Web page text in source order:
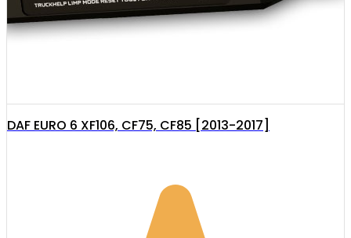
DAF EURO 6 XF106, CF75, CF85 [2013-2017]